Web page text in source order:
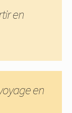
en
en